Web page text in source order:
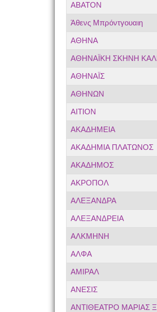
ΑΒΑΤΟΝ
Άθενς Μπρόντγουαιη
ΑΘΗΝΑ
ΑΘΗΝΑΪΚΗ ΣΚΗΝΗ
ΑΘΗΝΑΪΣ
ΑΘΗΝΩΝ
ΑΙΤΙΟΝ
ΑΚΑΔΗΜΕΙΑ
ΑΚΑΔΗΜΙΑ ΠΛΑΤΩΝΟΣ
ΑΚΑΔΗΜΟΣ
ΑΚΡΟΠΟΛ
ΑΛΕΞΑΝΔΡΑ
ΑΛΕΞΑΝΔΡΕΙΑ
ΑΛΚΜΗΝΗ
ΑΛΦΑ
ΑΜΙΡΑΛ
ΑΝΕΣΙΣ
ΑΝΤΙΘΕΑΤΡΟ ΜΑΡΙΑΣ